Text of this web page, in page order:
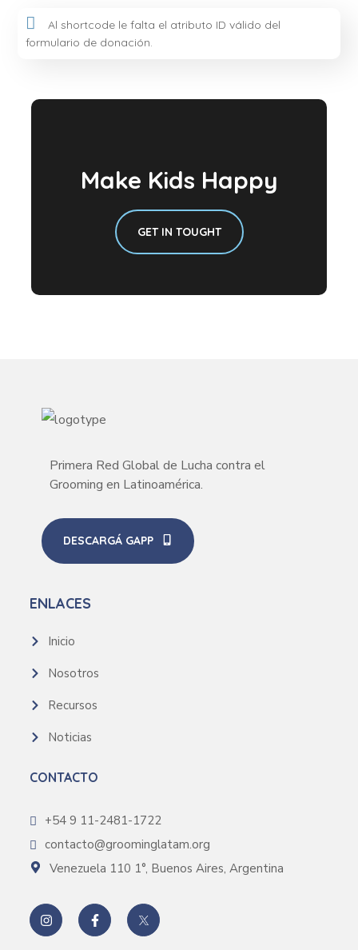
Al shortcode le falta el atributo ID válido del
formulario de donación.
Make Kids Happy
GET IN TOUGHT
Primera Red Global de Lucha contra el
Grooming en Latinoamérica.
DESCARGÁ GAPP
ENLACES
Inicio
Nosotros
Recursos
Noticias
CONTACTO
+54 9 11-2481-1722
contacto@groominglatam.org
Venezuela 110 1°, Buenos Aires, Argentina